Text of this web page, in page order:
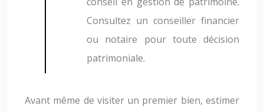
Consultez un conseiller financier
ou notaire pour toute décision
patrimoniale.
Avant même de visiter un premier bien, estimer